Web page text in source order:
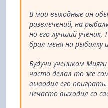
В мои выходные он
развлечений, на
но его лучший ученик,
брал меня на рыбалку
Будучи учеником
часто делал то же
выводил его
нечасто выходил со